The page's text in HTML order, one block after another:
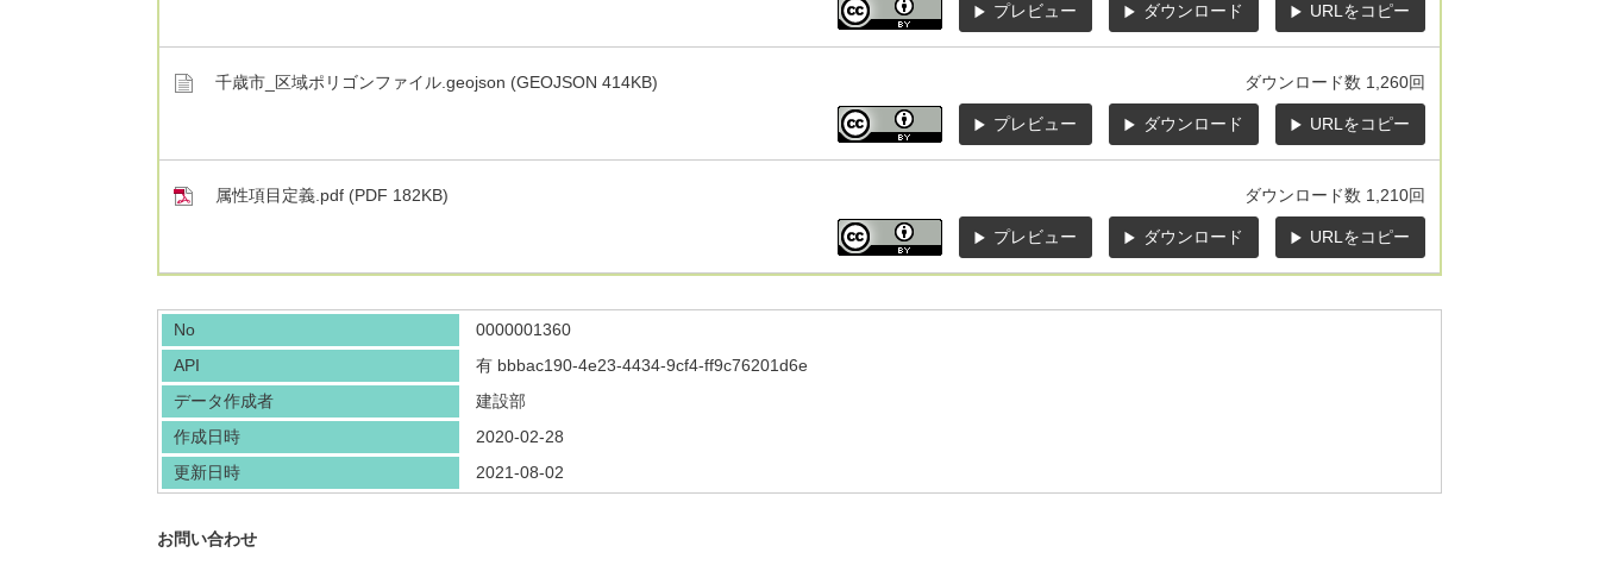
プレビュー ダウンロード URLをコピー
千歳市_区域ポリゴンファイル.geojson (GEOJSON 414KB) ダウンロード数 1,260回
プレビュー ダウンロード URLをコピー
属性項目定義.pdf (PDF 182KB) ダウンロード数 1,210回
プレビュー ダウンロード URLをコピー
No
0000001360
API
有 bbbac190-4e23-4434-9cf4-ff9c76201d6e
データ作成者
建設部
作成日時
2020-02-28
更新日時
2021-08-02
お問い合わせ